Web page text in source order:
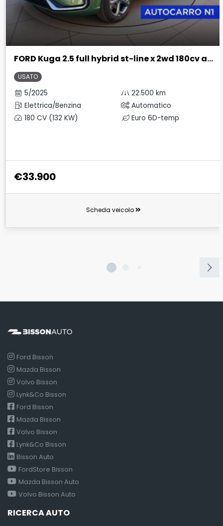
FORD Kuga 2.5 full hybrid st-line x 2wd 180cv auto
USATO
5/2025
22.500 km
Elettrica/Benzina
Automatico
180 CV (132 KW)
Euro 6D-temp
€33.900
Scheda veicolo
Ford Bisson
Mazda Bisson
Volvo Bisson
Lynk&Co Bisson
Ford Bisson
Mazda Bisson
Volvo Bisson
Lynk&Co Bisson
Bisson Auto
FordStore Bisson
Mazda Bisson Auto
Volvo Bisson Auto
RICERCA AUTO